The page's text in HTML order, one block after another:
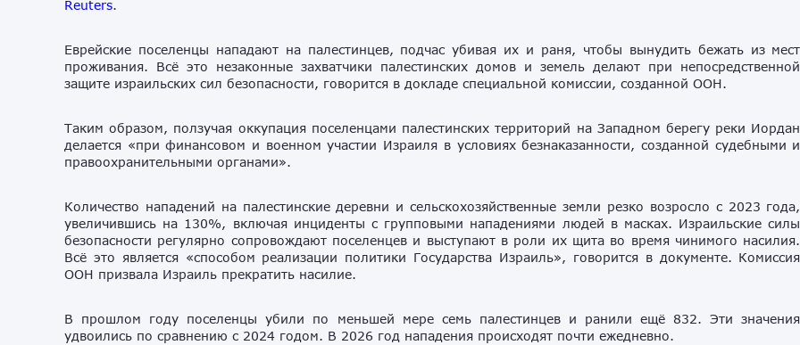
Reuters.
Еврейские поселенцы нападают на палестинцев, подчас убивая их и раня, чтобы вынудить бежать из мест
проживания. Всё это незаконные захватчики палестинских домов и земель делают при непосредственной
защите израильских сил безопасности, говорится в докладе специальной комиссии, созданной ООН.
Таким образом, ползучая оккупация поселенцами палестинских территорий на Западном берегу реки Иордан
делается «при финансовом и военном участии Израиля в условиях безнаказанности, созданной судебными и
правоохранительными органами».
Количество нападений на палестинские деревни и сельскохозяйственные земли резко возросло с 2023 года,
увеличившись на 130%, включая инциденты с групповыми нападениями людей в масках. Израильские силы
безопасности регулярно сопровождают поселенцев и выступают в роли их щита во время чинимого насилия.
Всё это является «способом реализации политики Государства Израиль», говорится в документе. Комиссия
ООН призвала Израиль прекратить насилие.
В прошлом году поселенцы убили по меньшей мере семь палестинцев и ранили ещё 832. Эти значения
удвоились по сравнению с 2024 годом. В 2026 год нападения происходят почти ежедневно.